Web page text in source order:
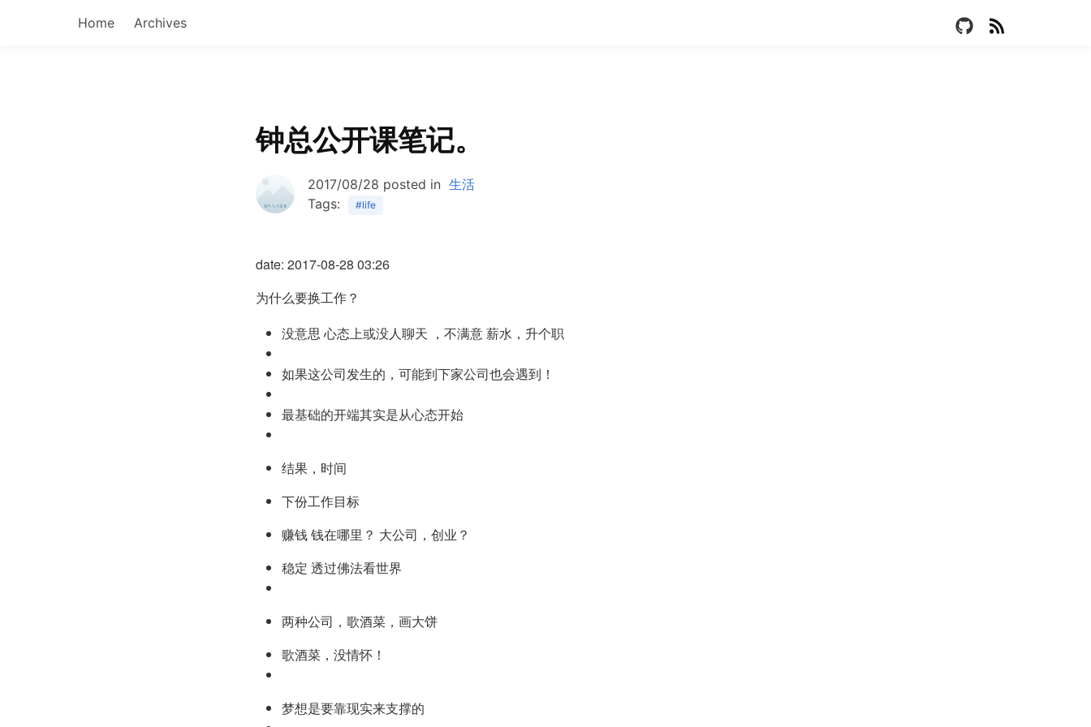
Home Archives
钟总公开课笔记。
2017/08/28 posted in 生活
Tags:
#life
date: 2017-08-28 03:26
为什么要换工作？
没意思 心态上或没人聊天 ，不满意 薪水，升个职
如果这公司发生的，可能到下家公司也会遇到！
最基础的开端其实是从心态开始
结果，时间
下份工作目标
赚钱 钱在哪里？ 大公司，创业？
稳定 透过佛法看世界
两种公司，歌酒菜，画大饼
歌酒菜，没情怀！
梦想是要靠现实来支撑的